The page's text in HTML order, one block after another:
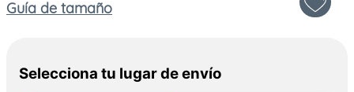
Guía de tamaño
Selecciona tu lugar de envío